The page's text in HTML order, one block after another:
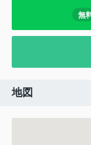
無
地図